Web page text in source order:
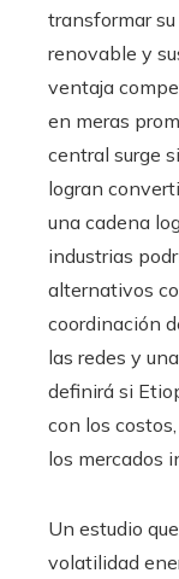
transformar
renovable y
ventaja
en meras
central surge
logran
una cadena
industrias
alternativos
coordinación
las redes y
definirá si
con los
los mercados
Un estudio
volatilidad